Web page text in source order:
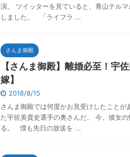
演。 ツイッターを見ていると、青山テル
しました。 「ライフラ ...
さんま御殿
【さんま御殿】離婚必至！宇
嫁】
2018/8/15
さんま御殿では何度かお見受けしたこと
た宇佐美貴史選手の奥さんだ。 今、彼女
る。 僕も先日の放送を ...